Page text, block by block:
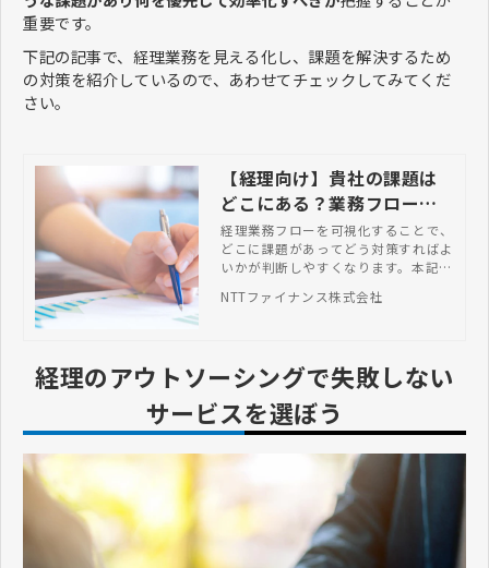
重要です。
下記の記事で、経理業務を見える化し、課題を解決するため
の対策を紹介しているので、あわせてチェックしてみてくだ
さい。
【経理向け】貴社の課題は
どこにある？業務フローを
可視化して効率化しよう
経理業務フローを可視化することで、
どこに課題があってどう対策すればよ
いかが判断しやすくなります。本記事
容に触れつつ、課題の解決策も紹介し
NTTファイナンス株式会社
経理のアウトソーシングで失敗しない
サービスを選ぼう